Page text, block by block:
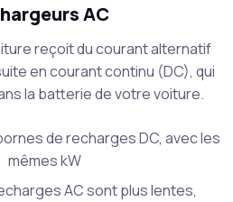
AC
reçoit du courant alternatif
en courant continu (DC), qui
la batterie de votre voiture.
de recharges DC, avec les
mêmes kW
AC sont plus lentes,